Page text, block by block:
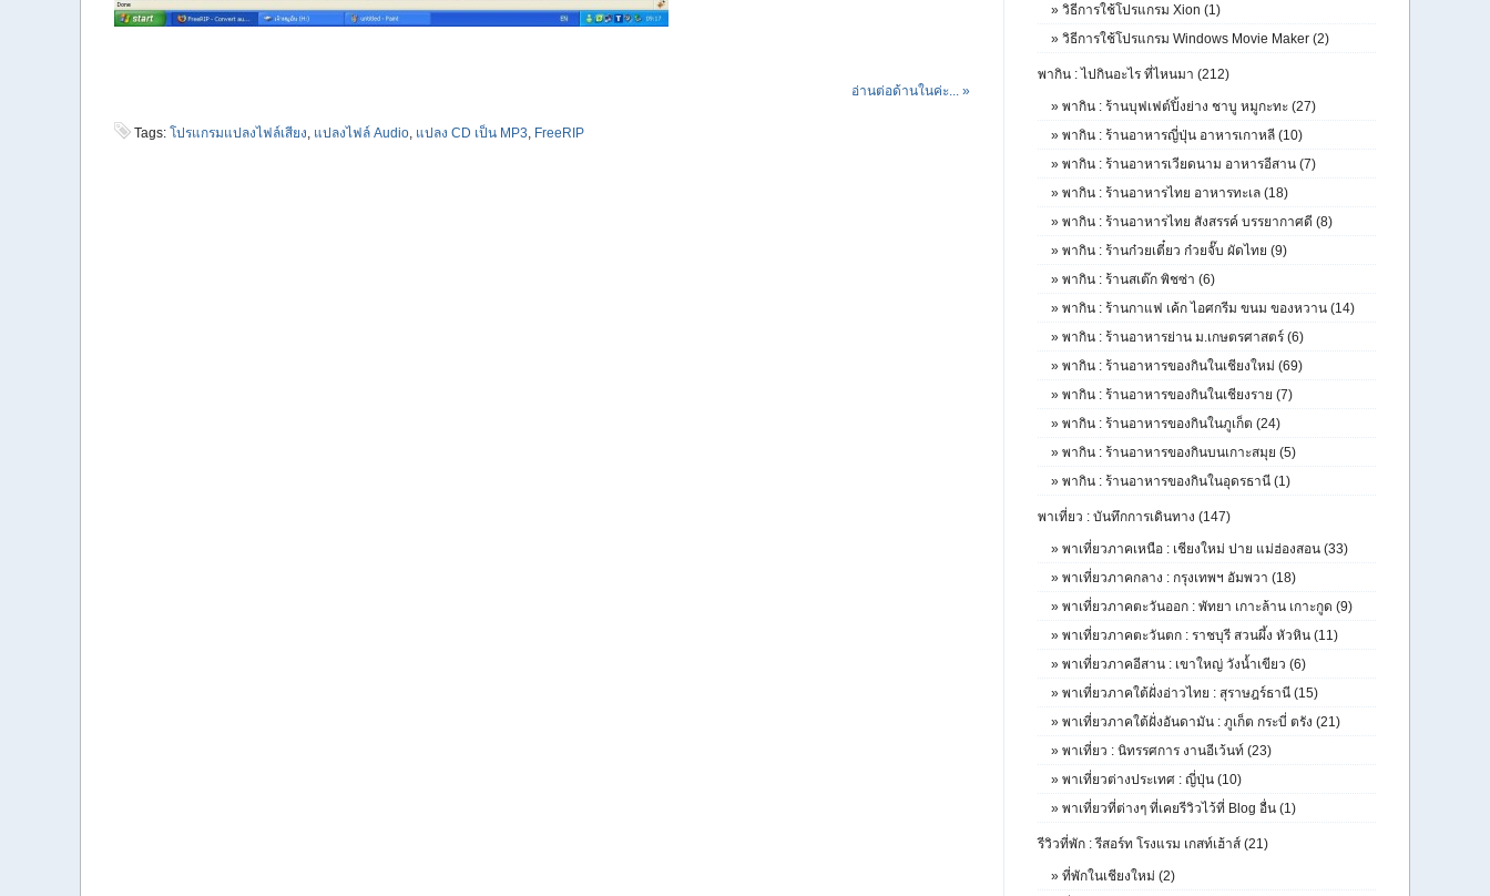
อ่านต่อด้านในค่ะ... »
Tags: โปรแกรมแปลงไฟล์เสียง, แปลงไฟล์ Audio, แปลง CD เป็น MP3, FreeRIP
» วิธีการใช้โปรแกรม Xion (1)
» วิธีการใช้โปรแกรม Windows Movie Maker (2)
พากิน : ไปกินอะไร ที่ไหนมา (212)
» พากิน : ร้านบุฟเฟต์ปิ้งย่าง ชาบู หมูกะทะ (27)
» พากิน : ร้านอาหารญี่ปุ่น อาหารเกาหลี (10)
» พากิน : ร้านอาหารเวียดนาม อาหารอีสาน (7)
» พากิน : ร้านอาหารไทย อาหารทะเล (18)
» พากิน : ร้านอาหารไทย สังสรรค์ บรรยากาศดี (8)
» พากิน : ร้านก๋วยเตี๋ยว ก๋วยจั๊บ ผัดไทย (9)
» พากิน : ร้านสเต๊ก พิชซ่า (6)
» พากิน : ร้านกาแฟ เค้ก ไอศกรีม ขนม ของหวาน (14)
» พากิน : ร้านอาหารย่าน ม.เกษตรศาสตร์ (6)
» พากิน : ร้านอาหารของกินในเชียงใหม่ (69)
» พากิน : ร้านอาหารของกินในเชียงราย (7)
» พากิน : ร้านอาหารของกินในภูเก็ต (24)
» พากิน : ร้านอาหารของกินบนเกาะสมุย (5)
» พากิน : ร้านอาหารของกินในอุดรธานี (1)
พาเที่ยว : บันทึกการเดินทาง (147)
» พาเที่ยวภาคเหนือ : เชียงใหม่ ปาย แม่ฮ่องสอน (33)
» พาเที่ยวภาคกลาง : กรุงเทพฯ อัมพวา (18)
» พาเที่ยวภาคตะวันออก : พัทยา เกาะล้าน เกาะกูด (9)
» พาเที่ยวภาคตะวันตก : ราชบุรี สวนผึ้ง หัวหิน (11)
» พาเที่ยวภาคอีสาน : เขาใหญ่ วังน้ำเขียว (6)
» พาเที่ยวภาคใต้ฝั่งอ่าวไทย : สุราษฎร์ธานี (15)
» พาเที่ยวภาคใต้ฝั่งอันดามัน : ภูเก็ต กระบี่ ตรัง (21)
» พาเที่ยว : นิทรรศการ งานอีเว้นท์ (23)
» พาเที่ยวต่างประเทศ : ญี่ปุ่น (10)
» พาเที่ยวที่ต่างๆ ที่เคยรีวิวไว้ที่ Blog อื่น (1)
รีวิวที่พัก : รีสอร์ท โรงแรม เกสท์เฮ้าส์ (21)
» ที่พักในเชียงใหม่ (2)